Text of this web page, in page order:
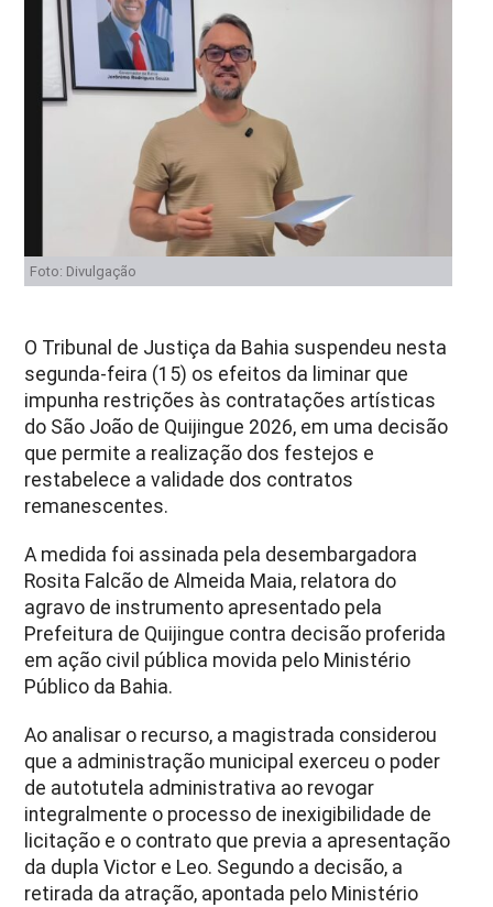
Foto: Divulgação
O Tribunal de Justiça da Bahia suspendeu nesta
segunda-feira (15) os efeitos da liminar que
impunha restrições às contratações artísticas
do São João de Quijingue 2026, em uma decisão
que permite a realização dos festejos e
restabelece a validade dos contratos
remanescentes.
A medida foi assinada pela desembargadora
Rosita Falcão de Almeida Maia, relatora do
agravo de instrumento apresentado pela
Prefeitura de Quijingue contra decisão proferida
em ação civil pública movida pelo Ministério
Público da Bahia.
Ao analisar o recurso, a magistrada considerou
que a administração municipal exerceu o poder
de autotutela administrativa ao revogar
integralmente o processo de inexigibilidade de
licitação e o contrato que previa a apresentação
da dupla Victor e Leo. Segundo a decisão, a
retirada da atração, apontada pelo Ministério